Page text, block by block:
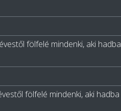
fölfelé mindenki, aki hadba
fölfelé mindenki, aki hadba